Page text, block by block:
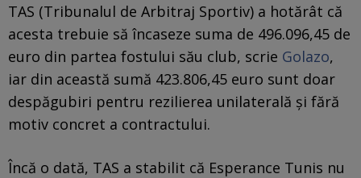
TAS (Tribunalul de Arbitraj Sportiv) a hotărât că
acesta trebuie să încaseze suma de 496.096,45 de
euro din partea fostului său club, scrie Golazo,
iar din această sumă 423.806,45 euro sunt doar
despăgubiri pentru rezilierea unilaterală și fără
motiv concret a contractului.
Încă o dată, TAS a stabilit că Esperance Tunis nu